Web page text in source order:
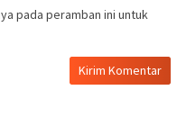
pada peramban ini untuk